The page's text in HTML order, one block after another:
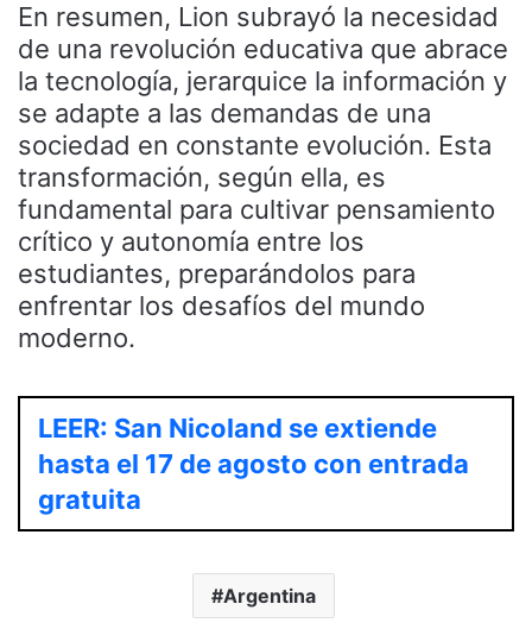
En resumen, Lion subrayó la necesidad
de una revolución educativa que abrace
la tecnología, jerarquice la información y
se adapte a las demandas de una
sociedad en constante evolución. Esta
transformación, según ella, es
fundamental para cultivar pensamiento
crítico y autonomía entre los
estudiantes, preparándolos para
enfrentar los desafíos del mundo
moderno.
LEER: San Nicoland se extiende
hasta el 17 de agosto con entrada
gratuita
Argentina